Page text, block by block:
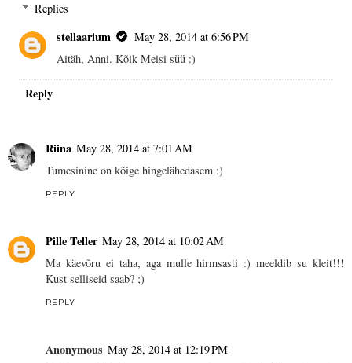
Replies
stellaarium
May 28, 2014 at 6:56 PM
Aitäh, Anni. Kõik Meisi süü :)
Reply
Riina May 28, 2014 at 7:01 AM
Tumesinine on kõige hingelähedasem :)
REPLY
Pille Teller May 28, 2014 at 10:02 AM
Ma käevõru ei taha, aga mulle hirmsasti :) meeldib su kleit!!!
Kust selliseid saab? ;)
REPLY
Anonymous May 28, 2014 at 12:19 PM